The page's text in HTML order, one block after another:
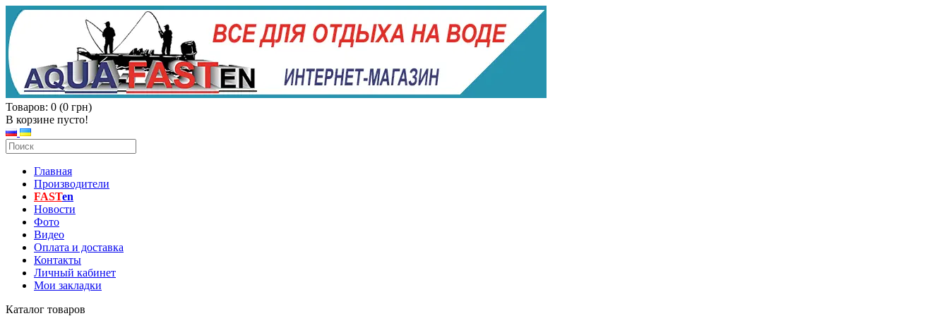
Товаров: 0 (0 грн)
В корзине пусто!
Главная
Производители
FASTen
Новости
Фото
Видео
Оплата и доставка
Контакты
Личный кабинет
Мои закладки
Каталог товаров